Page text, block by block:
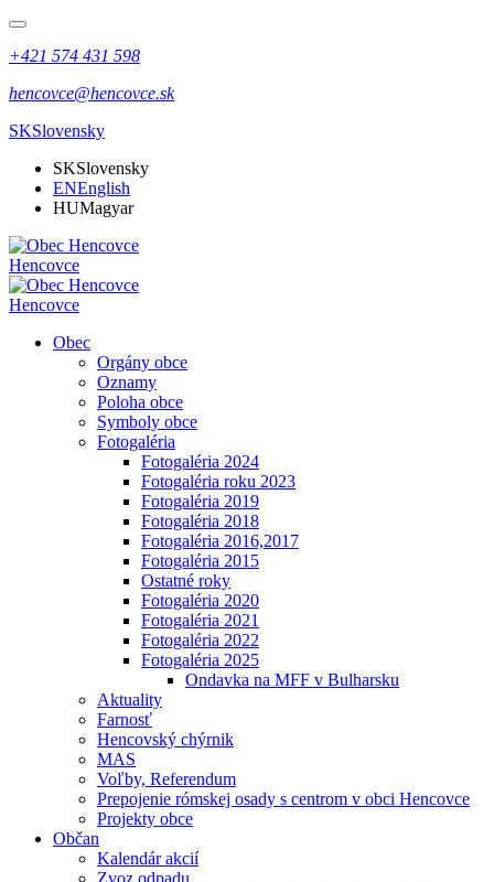
+421 574 431 598
hencovce@hencovce.sk
SKSlovensky
SKSlovensky
ENEnglish
HUMagyar
Hencovce
Hencovce
Obec
Orgány obce
Oznamy
Poloha obce
Symboly obce
Fotogaléria
Fotogaléria 2024
Fotogaléria roku 2023
Fotogaléria 2019
Fotogaléria 2018
Fotogaléria 2016,2017
Fotogaléria 2015
Ostatné roky
Fotogaléria 2020
Fotogaléria 2021
Fotogaléria 2022
Fotogaléria 2025
Ondavka na MFF v Bulharsku
Aktuality
Farnosť
Hencovský chýrnik
MAS
Voľby, Referendum
Prepojenie rómskej osady s centrom v obci Hencovce
Projekty obce
Občan
Kalendár akcií
Zvoz odpadu